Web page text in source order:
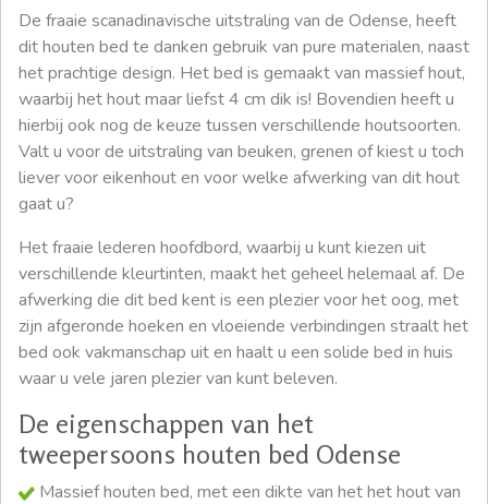
De fraaie scanadinavische uitstraling van de Odense, heeft
dit houten bed te danken gebruik van pure materialen, naast
het prachtige design. Het bed is gemaakt van massief hout,
waarbij het hout maar liefst 4 cm dik is! Bovendien heeft u
hierbij ook nog de keuze tussen verschillende houtsoorten.
Valt u voor de uitstraling van beuken, grenen of kiest u toch
liever voor eikenhout en voor welke afwerking van dit hout
gaat u?
Het fraaie lederen hoofdbord, waarbij u kunt kiezen uit
verschillende kleurtinten, maakt het geheel helemaal af. De
afwerking die dit bed kent is een plezier voor het oog, met
zijn afgeronde hoeken en vloeiende verbindingen straalt het
bed ook vakmanschap uit en haalt u een solide bed in huis
waar u vele jaren plezier van kunt beleven.
De eigenschappen van het
tweepersoons houten bed Odense
Massief houten bed, met een dikte van het het hout van